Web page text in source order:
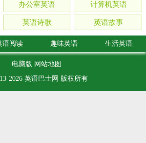
办公室英语 计算机英语
英语诗歌 英语故事
语阅读 趣味英语 生活英语
电脑版 网站地图
2026 英语巴士网 版权所有